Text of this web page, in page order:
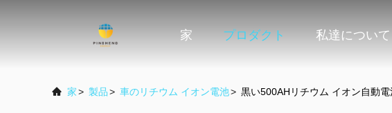
家 プロダクト 私達について
家> 製品> 車のリチウム イオン電池> 黒い500AHリチウム イオン自動